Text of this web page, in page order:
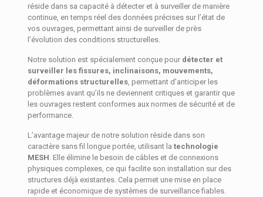
réside dans sa capacité à détecter et à surveiller de manière
continue, en temps réel des données précises sur l’état de
vos ouvrages, permettant ainsi de surveiller de près
l’évolution des conditions structurelles.
Notre solution est spécialement conçue pour détecter et
surveiller les fissures, inclinaisons, mouvements,
déformations structurelles, permettant d’anticiper les
problèmes avant qu’ils ne deviennent critiques et garantir que
les ouvrages restent conformes aux normes de sécurité et de
performance.
L’avantage majeur de notre solution réside dans son
caractère sans fil longue portée, utilisant la technologie
MESH . Elle élimine le besoin de câbles et de connexions
physiques complexes, ce qui facilite son installation sur des
structures déjà existantes. Cela permet une mise en place
rapide et économique de systèmes de surveillance fiables.